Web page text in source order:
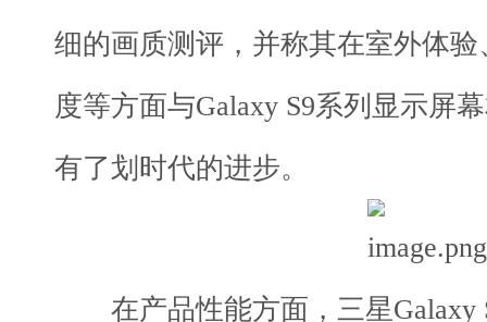
细的画质测评，并称其在室外体
度等方面与Galaxy S9系列显示屏
有了划时代的进步。
在产品性能方面，三星Galaxy